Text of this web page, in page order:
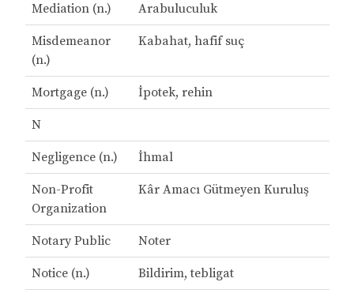
Mediation (n.) Arabuluculuk
Misdemeanor
(n.)
Kabahat, hafif suç
Mortgage (n.) İpotek, rehin
N
Negligence (n.) İhmal
Non-Profit
Organization
Kâr Amacı Gütmeyen Kuruluş
Notary Public Noter
Notice (n.) Bildirim, tebligat